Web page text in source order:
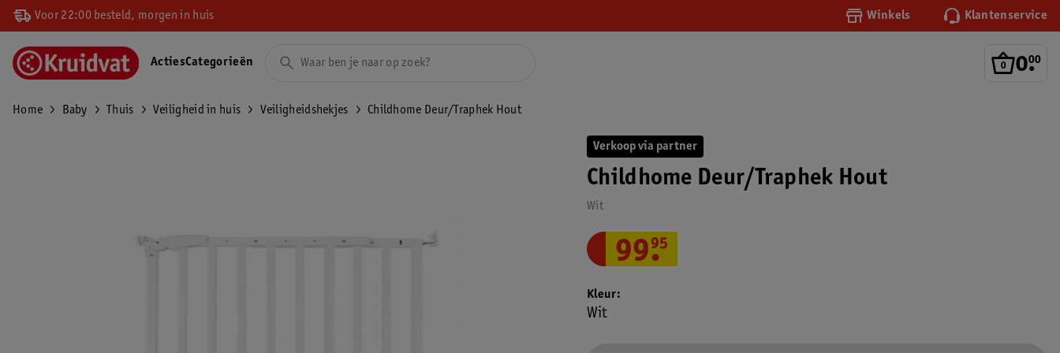
Voor 22:00 besteld, morgen in huis Winkels Klantenservice
0.
00
ActiesCategorieën
Home Baby Thuis Veiligheid in huis Veiligheidshekjes Childhome Deur/Traphek Hout
Verkoop via partner
Childhome Deur/Traphek Hout
Wit
99.
95
Kleur
Wit